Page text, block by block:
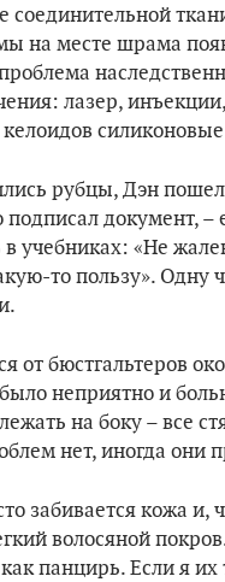
соединительной
на месте шрама
лазер,
келоидов
рубцы, Дэн
подписал документ, –
в учебниках: «Не
то пользу». Одну
от бюстгальтеров
неприятно и
на боку – все
нет, иногда они
забивается кожа и,
волосяной
панцирь. Если я их